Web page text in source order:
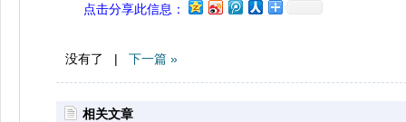
点击分享此信息：
没有了 | 下一篇 »
相关文章